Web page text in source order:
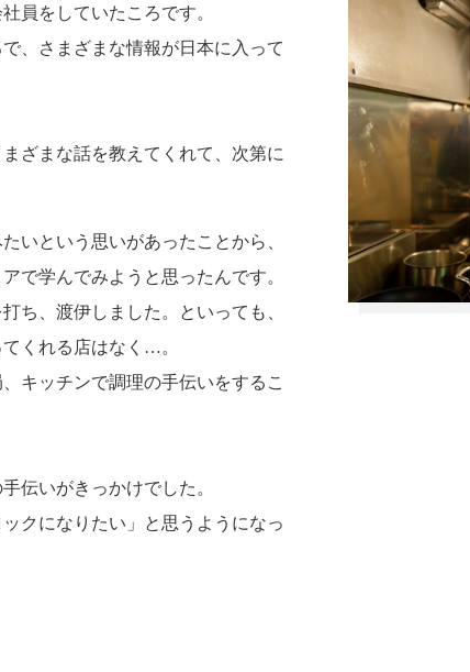
員をしていたころです。
、さまざまな情報が日本に入って
ざまな話を教えてくれて、次第に
いという思いがあったことから、
で学んでみようと思ったんです。
ち、渡伊しました。といっても、
くれる店はなく…。
キッチンで調理の手伝いをするこ
伝いがきっかけでした。
クになりたい」と思うようになっ